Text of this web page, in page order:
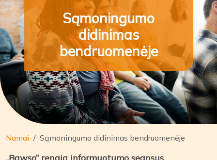
Sąmoningumo
didinimas
bendruomenėje
Namai Sąmoningumo didinimas bendruomenėje